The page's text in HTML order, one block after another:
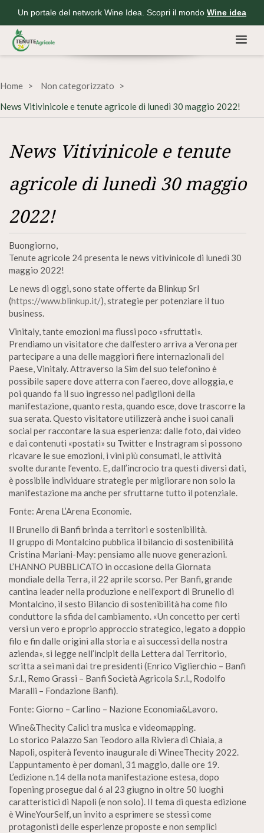
Un portale del network Wine Idea. Scopri il mondo Wine idea
Home
Non categorizzato
News Vitivinicole e tenute agricole di lunedì 30 maggio 2022!
News Vitivinicole e tenute
agricole di lunedì 30 maggio
2022!
Buongiorno,
Tenute agricole 24 presenta le news vitivinicole di lunedì 30
maggio 2022!
Le news di oggi, sono state offerte da Blinkup Srl
(https://www.blinkup.it/), strategie per potenziare il tuo
business.
Vinitaly, tante emozioni ma flussi poco «sfruttati».
Prendiamo un visitatore che dall’estero arriva a Verona per
partecipare a una delle maggiori fiere internazionali del
Paese, Vinitaly. Attraverso la Sim del suo telefonino è
possibile sapere dove atterra con l’aereo, dove alloggia, e
poi quando fa il suo ingresso nei padiglioni della
manifestazione, quanto resta, quando esce, dove trascorre la
sua serata. Questo visitatore utilizzerà anche i suoi canali
social per raccontare la sua esperienza: dalle foto, dai video
e dai contenuti «postati» su Twitter e Instragram si possono
ricavare le sue emozioni, i vini più consumati, le attività
svolte durante l’evento. E, dall’incrocio tra questi diversi dati,
è possibile individuare strategie per migliorare non solo la
manifestazione ma anche per sfruttarne tutto il potenziale.
Fonte: Arena L’Arena Economie.
Il Brunello di Banfi brinda a territori e sostenibilità.
II gruppo di Montalcino pubblica il bilancio di sostenibilità
Cristina Mariani-May: pensiamo alle nuove generazioni.
L’HANNO PUBBLICATO in occasione della Giornata
mondiale della Terra, il 22 aprile scorso. Per Banfi, grande
cantina leader nella produzione e nell’export di Brunello di
Montalcino, il sesto Bilancio di sostenibilità ha come filo
conduttore la sfida del cambiamento. «Un concetto per certi
versi un vero e proprio approccio strategico, legato a doppio
filo e fin dalle origini alla storia e ai successi della nostra
azienda», si legge nell’incipit della Lettera dal Territorio,
scritta a sei mani dai tre presidenti (Enrico Viglierchio – Banfi
S.r.l., Remo Grassi – Banfi Società Agricola S.r.l., Rodolfo
Maralli – Fondazione Banfi).
Fonte: Giorno – Carlino – Nazione Economia&Lavoro.
Wine&Thecity Calici tra musica e videomapping.
Lo storico Palazzo San Teodoro alla Riviera di Chiaia, a
Napoli, ospiterà l’evento inaugurale di WineeThecity 2022.
L’appuntamento è per domani, 31 maggio, dalle ore 19.
L’edizione n.14 della nota manifestazione estesa, dopo
l’opening prosegue dal 6 al 23 giugno in oltre 50 luoghi
caratteristici di Napoli (e non solo). II tema di questa edizione
è WineYourSelf, un invito a esprimere se stessi come
protagonisti delle esperienze proposte e non semplici